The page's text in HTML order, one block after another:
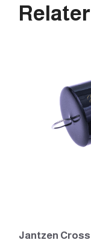
Jantzen Cross